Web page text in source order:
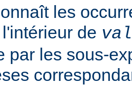
les
de
par les sous-